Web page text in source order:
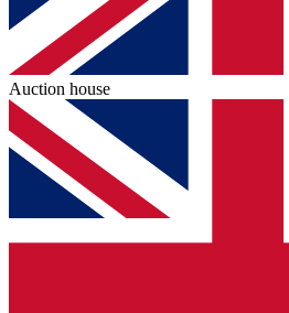
Auction house